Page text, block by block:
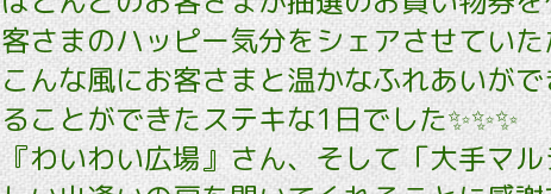
客さまのハッピー気分をシェアさせてい
こんな風にお客さまと温かなふれあいが
ることができたステキな1日でした✨✨✨
『わいわい広場』さん、そして「大手マ